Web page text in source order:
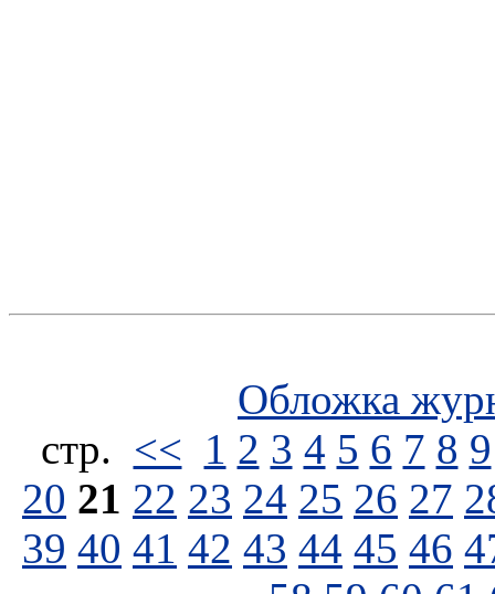
Обложка
стp. << 1 2 3 4 5 6 7 8 9
20 21 22 23 24 25 26 27
39 40 41 42 43 44 45 46